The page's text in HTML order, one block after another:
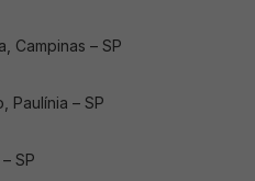
Campinas – SP
Paulínia – SP
SP